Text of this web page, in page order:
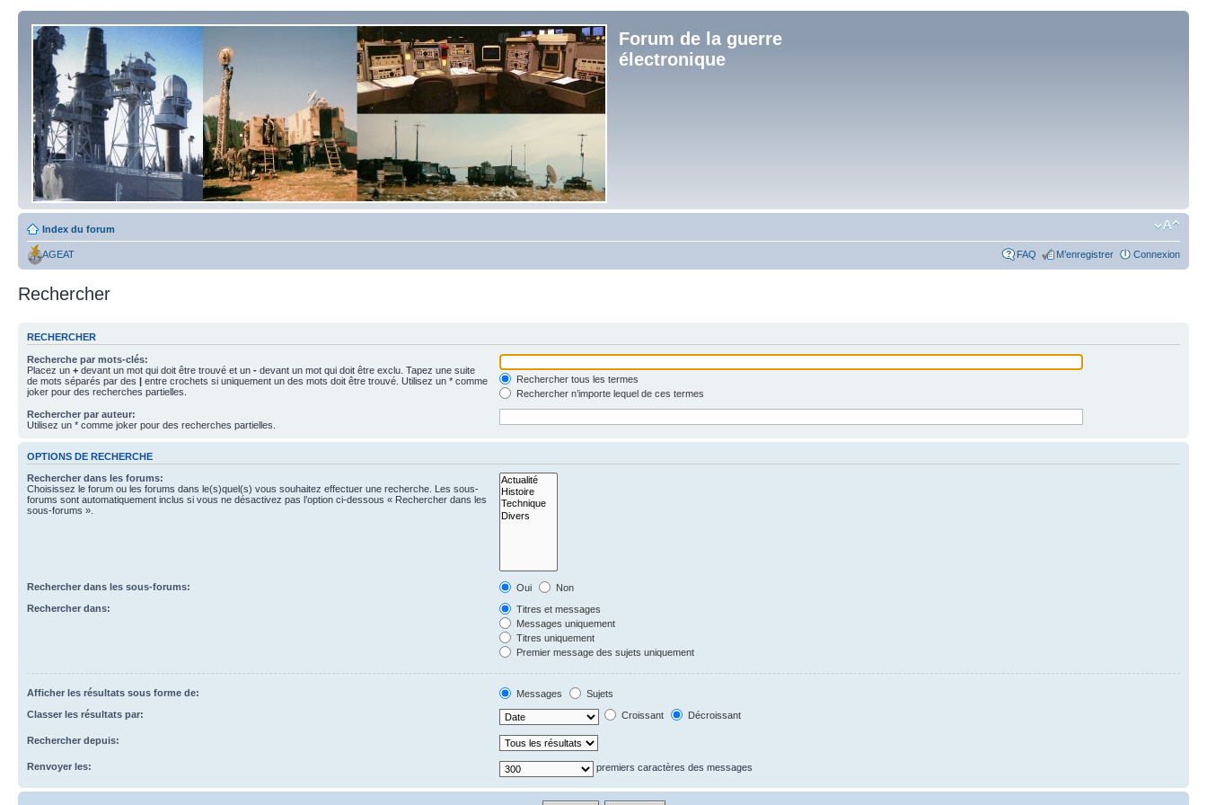
Forum de la guerre
électronique
Index du forum
AGEAT FAQ M’enregistrer Connexion
Rechercher
RECHERCHER
Recherche par mots-clés:
Placez un + devant un mot qui doit être trouvé et un - devant un mot qui doit être exclu. Tapez une suite
de mots séparés par des | entre crochets si uniquement un des mots doit être trouvé. Utilisez un * comme
joker pour des recherches partielles.
Rechercher tous les termes
Rechercher n’importe lequel de ces termes
Rechercher par auteur:
Utilisez un * comme joker pour des recherches partielles.
OPTIONS DE RECHERCHE
Rechercher dans les forums:
Choisissez le forum ou les forums dans le(s)quel(s) vous souhaitez effectuer une recherche. Les sous-
forums sont automatiquement inclus si vous ne désactivez pas l’option ci-dessous « Rechercher dans les
sous-forums ».
Rechercher dans les sous-forums: Oui
Non
Rechercher dans:
Titres et messages
Messages uniquement
Titres uniquement
Premier message des sujets uniquement
Afficher les résultats sous forme de: Messages
Sujets
Classer les résultats par:
Croissant Décroissant
Rechercher depuis:
Renvoyer les: premiers caractères des messages